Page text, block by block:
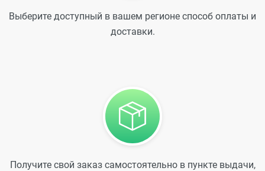
Выберите доступный в вашем регионе способ оплаты и
доставки.
Получите свой заказ самостоятельно в пункте выдачи,